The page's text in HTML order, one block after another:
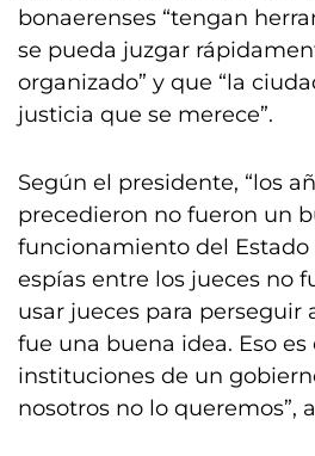
bonaerenses “tengan
se pueda juzgar
organizado” y que “la
justicia que se merece”.
Según el presidente, “los
precedieron no fueron un
funcionamiento del Estado
espías entre los jueces no
usar jueces para perseguir
fue una buena idea. Eso
instituciones de un
nosotros no lo queremos”,